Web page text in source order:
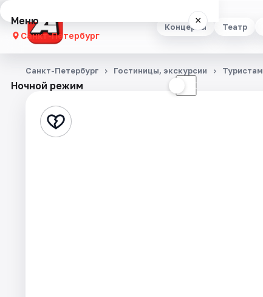
Концерты Театр
Меню ×
Санкт-Петербург
Концерты
Стендап
Ночной режим ☾
Санкт-Петербург Гостиницы, экскурсии Туристам